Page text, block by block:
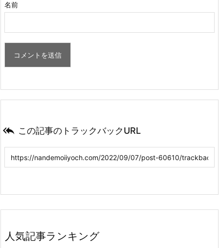
名前
 この記事のトラックバックURL
人気記事ランキング